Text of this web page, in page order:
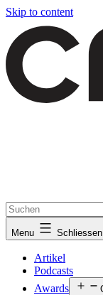
Skip to content
Menu Schliessen
Artikel
Podcasts
Awards